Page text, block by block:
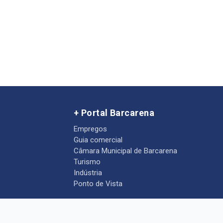
+ Portal Barcarena
Empregos
Guia comercial
Câmara Municipal de Barcarena
Turismo
Indústria
Ponto de Vista